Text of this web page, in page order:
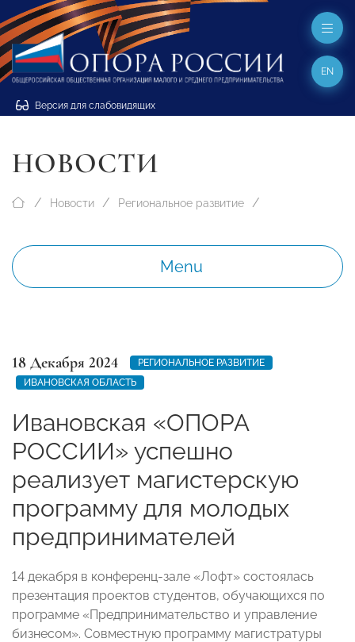
Версия для слабовидящих
EN
НОВОСТИ
Новости Региональное развитие
Menu
18 Декабря 2024
РЕГИОНАЛЬНОЕ РАЗВИТИЕ
ИВАНОВСКАЯ ОБЛАСТЬ
Ивановская «ОПОРА
РОССИИ» успешно
реализует магистерскую
программу для молодых
предпринимателей
14 декабря в конференц-зале «Лофт» состоялась
презентация проектов студентов, обучающихся по
программе «Предпринимательство и управление
бизнесом». Совместную программу магистратуры